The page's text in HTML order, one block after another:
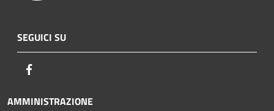
SEGUICI SU
AMMINISTRAZIONE